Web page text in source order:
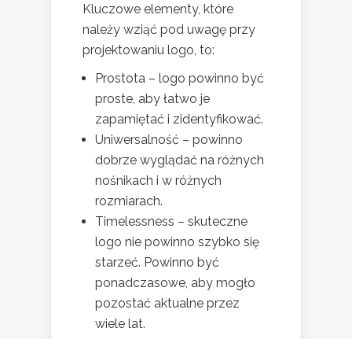
Kluczowe elementy, które
należy wziąć pod uwagę przy
projektowaniu logo, to:
Prostota – logo powinno być
proste, aby łatwo je
zapamiętać i zidentyfikować.
Uniwersalność – powinno
dobrze wyglądać na różnych
nośnikach i w różnych
rozmiarach.
Timelessness – skuteczne
logo nie powinno szybko się
starzeć. Powinno być
ponadczasowe, aby mogło
pozostać aktualne przez
wiele lat.